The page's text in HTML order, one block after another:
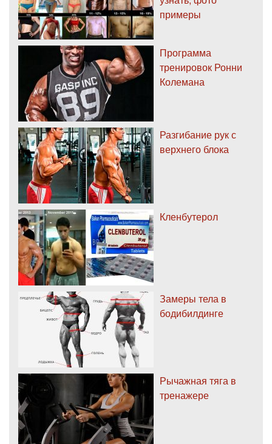
примеры
Программа
тренировок Ронни
Колемана
Разгибание рук с
верхнего блока
Кленбутерол
Замеры тела в
бодибилдинге
Рычажная тяга в
тренажере